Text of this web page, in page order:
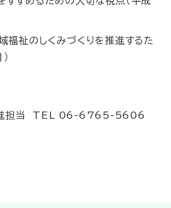
福祉のしくみづくりを推進するた
進担当 TEL 06-6765-5606